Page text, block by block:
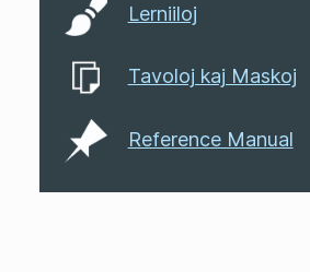
Lerniiloj
Tavoloj kaj Maskoj
Reference Manual